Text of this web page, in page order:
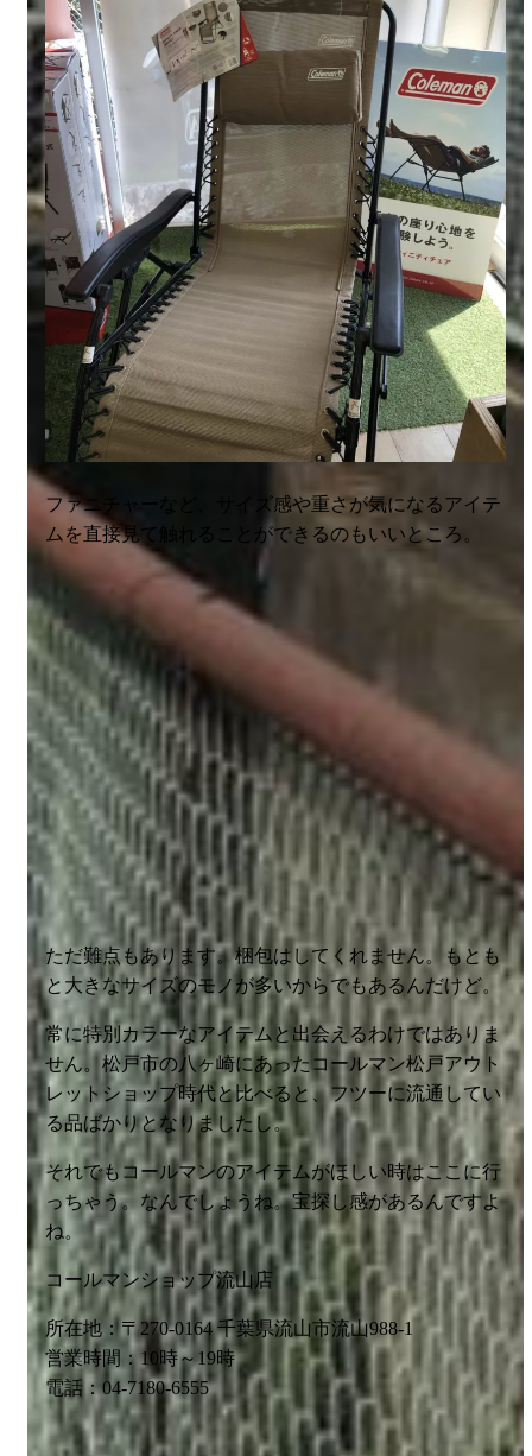
ファニチャーなど、サイズ感や重さが気になるアイテ
ムを直接見て触れることができるのもいいところ。
ただ難点もあります。梱包はしてくれません。もとも
と大きなサイズのモノが多いからでもあるんだけど。
常に特別カラーなアイテムと出会えるわけではありま
せん。松戸市の八ヶ崎にあったコールマン松戸アウト
レットショップ時代と比べると、フツーに流通してい
る品ばかりとなりましたし。
それでもコールマンのアイテムがほしい時はここに行
っちゃう。なんでしょうね。宝探し感があるんですよ
ね。
コールマンショップ流山店
所在地：〒270-0164 千葉県流山市流山988-1
営業時間：10時～19時
電話：04-7180-6555
空腹に優しくない5500円台の折り
たたみピザ窯というキャンプの
イノベーション
投稿日: 2018年6月25日 2018年6月19日 投稿者: